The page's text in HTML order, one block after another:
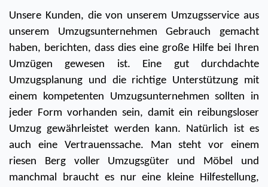
Unsere Kunden, die von unserem Umzugsservice aus
unserem Umzugsunternehmen Gebrauch gemacht
haben, berichten, dass dies eine große Hilfe bei Ihren
Umzügen gewesen ist. Eine gut durchdachte
Umzugsplanung und die richtige Unterstützung mit
einem kompetenten Umzugsunternehmen sollten in
jeder Form vorhanden sein, damit ein reibungsloser
Umzug gewährleistet werden kann. Natürlich ist es
auch eine Vertrauenssache. Man steht vor einem
riesen Berg voller Umzugsgüter und Möbel und
manchmal braucht es nur eine kleine Hilfestellung,